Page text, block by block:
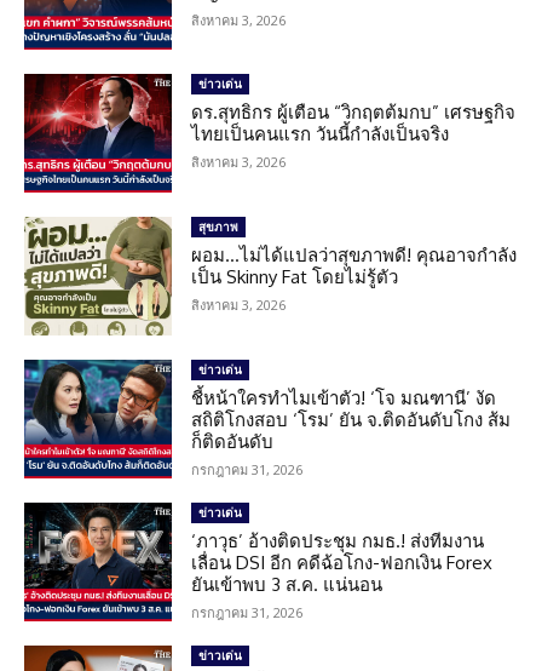
สิงหาคม 3, 2026
ข่าวเด่น
ดร.สุทธิกร ผู้เตือน “วิกฤตต้มกบ” เศรษฐกิจ
ไทยเป็นคนแรก วันนี้กำลังเป็นจริง
สิงหาคม 3, 2026
สุขภาพ
ผอม…ไม่ได้แปลว่าสุขภาพดี! คุณอาจกำลัง
เป็น Skinny Fat โดยไม่รู้ตัว
สิงหาคม 3, 2026
ข่าวเด่น
ชี้หน้าใครทำไมเข้าตัว! ‘โจ มณฑานี’ งัด
สถิติโกงสอบ ‘โรม’ ยัน จ.ติดอันดับโกง ส้ม
ก็ติดอันดับ
กรกฎาคม 31, 2026
ข่าวเด่น
‘ภาวุธ’ อ้างติดประชุม กมธ.! ส่งทีมงาน
เลื่อน DSI อีก คดีฉ้อโกง-ฟอกเงิน Forex
ยันเข้าพบ 3 ส.ค. แน่นอน
กรกฎาคม 31, 2026
ข่าวเด่น